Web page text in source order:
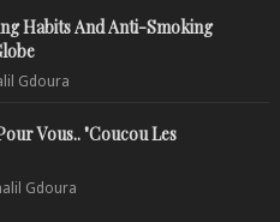
Habits And Anti-Smoking
Gdoura
Vous.. "Coucou Les
Gdoura